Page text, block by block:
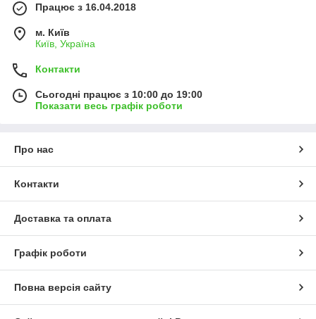
Працює з 16.04.2018
м. Київ
Київ, Україна
Контакти
Сьогодні працює з 10:00 до 19:00
Показати весь графік роботи
Про нас
Контакти
Доставка та оплата
Графік роботи
Повна версія сайту